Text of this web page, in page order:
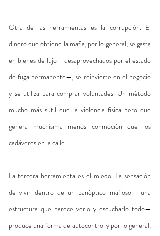
Otra de las herramientas es la corrupción. El
dinero que obtiene la mafia, por lo general, se gasta
en bienes de lujo —desaprovechados por el estado
de fuga permanente—, se reinvierte en el negocio
y se utiliza para comprar voluntades. Un método
mucho más sutil que la violencia física pero que
genera muchísima menos conmoción que los
cadáveres en la calle.
La tercera herramienta es el miedo. La sensación
de vivir dentro de un panóptico mafioso —una
estructura que parece verlo y escucharlo todo—
produce una forma de autocontrol y por lo general,